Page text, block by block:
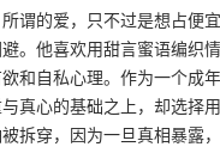
谓的爱，只不过是想占便
。他喜欢用甜言蜜语编织
和自私心理。作为一个成
真心的基础之上，却选择
拆穿，因为一旦真相暴露